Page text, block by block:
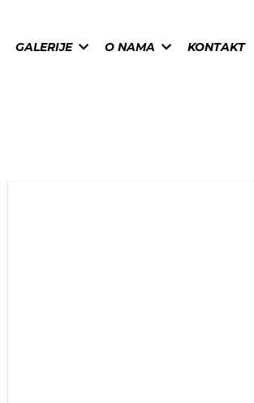
GALERIJE O NAMA KONTAKT